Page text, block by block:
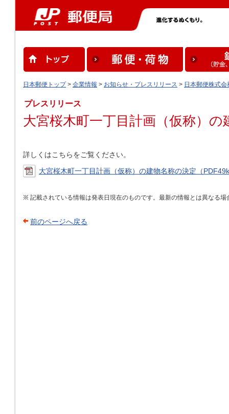
日本郵便トップ> 企業情報 > お知らせ・プレスリリース > 日本郵便株式
プレスリリース
大宮桜木町一丁目計画（仮称）の
詳しくはこちらをご覧ください。
大宮桜木町一丁目計画（仮称）の建物名称の決定（
記載されている情報は発表日現在のものです。最新の情報とは異なる
前のページへ戻る